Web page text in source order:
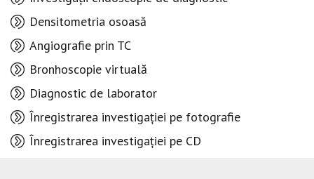
Densitometria osoasă
Angiografie prin TC
Bronhoscopie virtuală
Diagnostic de laborator
Înregistrarea investigației pe fotografie
Înregistrarea investigației pe CD